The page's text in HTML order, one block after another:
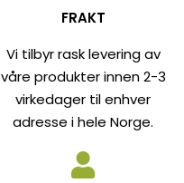
FRAKT
Vi tilbyr rask levering av
våre produkter innen 2-3
virkedager til enhver
adresse i hele Norge.